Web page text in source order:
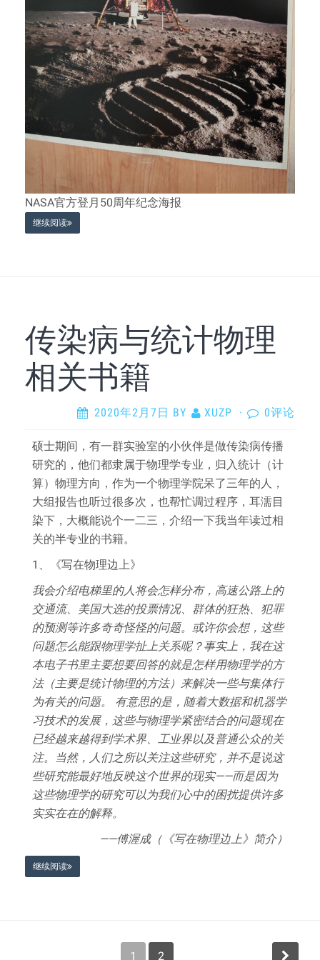
NASA官方登月50周年纪念海报
继续阅读
传染病与统计物理
相关书籍
2020年2月7日 BY XUZP · 0评论
硕士期间，有一群实验室的小伙伴是做传染病传播
研究的，他们都隶属于物理学专业，归入统计（计
算）物理方向，作为一个物理学院呆了三年的人，
大组报告也听过很多次，也帮忙调过程序，耳濡目
染下，大概能说个一二三，介绍一下我当年读过相
关的半专业的书籍。
1、《写在物理边上》
我会介绍电梯里的人将会怎样分布，高速公路上的
交通流、美国大选的投票情况、群体的狂热、犯罪
的预测等许多奇奇怪怪的问题。或许你会想，这些
问题怎么能跟物理学扯上关系呢？事实上，我在这
本电子书里主要想要回答的就是怎样用物理学的方
法（主要是统计物理的方法）来解决一些与集体行
为有关的问题。 有意思的是，随着大数据和机器学
习技术的发展，这些与物理学紧密结合的问题现在
已经越来越得到学术界、工业界以及普通公众的关
注。当然，人们之所以关注这些研究，并不是说这
些研究能最好地反映这个世界的现实——而是因为
这些物理学的研究可以为我们心中的困扰提供许多
实实在在的解释。
——傅渥成（《写在物理边上》简介）
继续阅读
1 2